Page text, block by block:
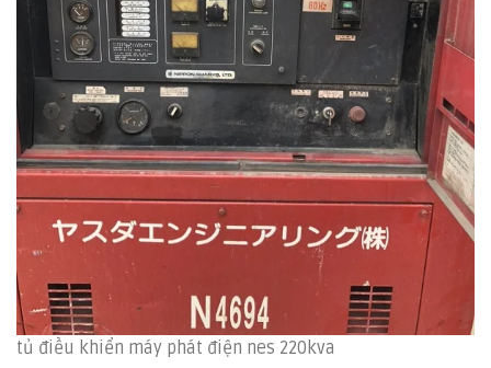
tủ điều khiển máy phát điện nes 220kva